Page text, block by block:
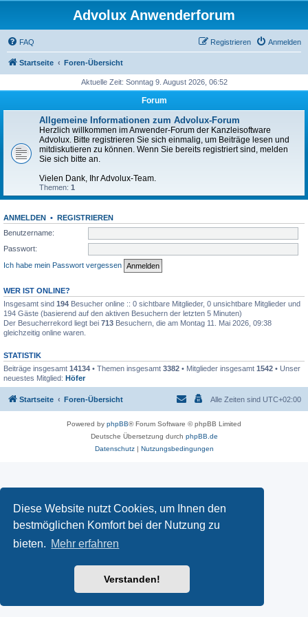
Diese Website nutzt Cookies, um Ihnen den
bestmöglichen Komfort bei der Nutzung zu
bieten. Mehr erfahren
Verstanden!
Advolux Anwenderforum
FAQ Anmelden
Registrieren
Startseite Foren-Übersicht
Aktuelle Zeit: Sonntag 9. August 2026, 06:52
Forum
Allgemeine Informationen zum Advolux-Forum
Herzlich willkommen im Anwender-Forum der Kanzleisoftware
Advolux. Bitte registrieren Sie sich einmalig, um Beiträge lesen und
mitdiskutieren zu können. Wenn Sie bereits registriert sind, melden
Sie sich bitte an.
Vielen Dank, Ihr Advolux-Team.
Themen: 1
ANMELDEN • REGISTRIEREN
Benutzername:
Passwort:
Ich habe mein Passwort vergessen
WER IST ONLINE?
Insgesamt sind 194 Besucher online :: 0 sichtbare Mitglieder, 0 unsichtbare Mitglieder und
194 Gäste (basierend auf den aktiven Besuchern der letzten 5 Minuten)
Der Besucherrekord liegt bei 713 Besuchern, die am Montag 11. Mai 2026, 09:38
gleichzeitig online waren.
STATISTIK
Beiträge insgesamt 14134 • Themen insgesamt 3382 • Mitglieder insgesamt 1542 • Unser
neuestes Mitglied: Höfer
Startseite Foren-Übersicht Alle Zeiten sind UTC+02:00
Powered by phpBB® Forum Software © phpBB Limited
Deutsche Übersetzung durch phpBB.de
Datenschutz| Nutzungsbedingungen